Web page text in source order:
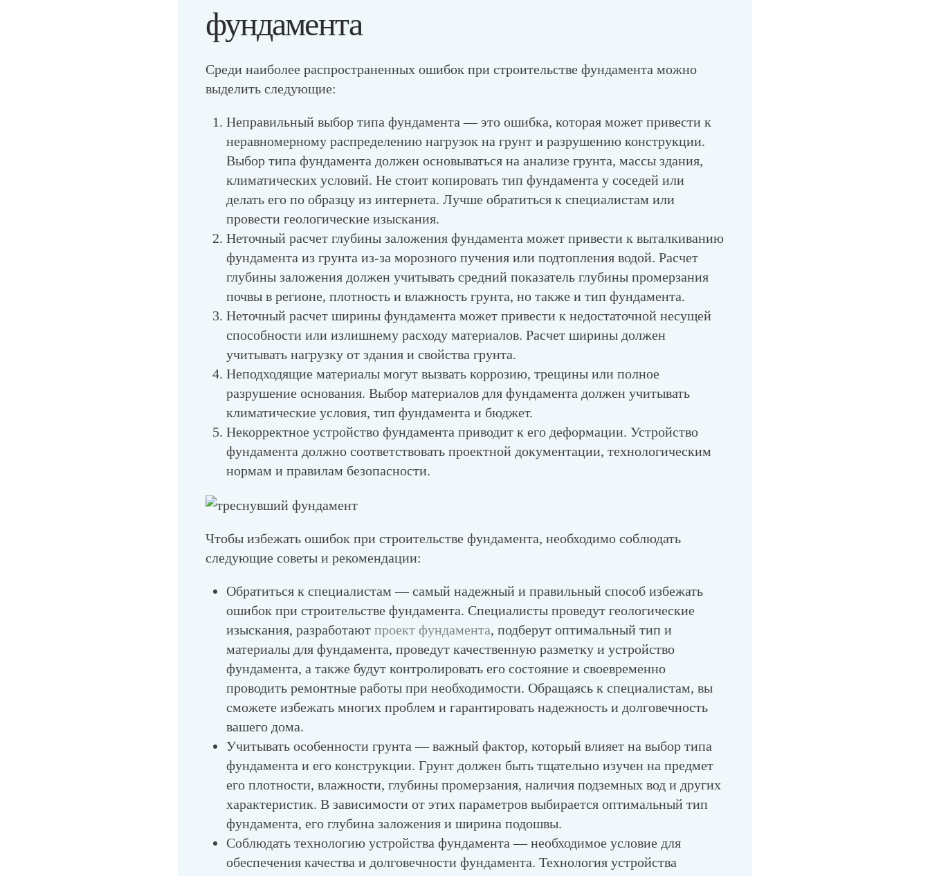
фундамента
Среди наиболее распространенных ошибок при строительстве фундамента можно
выделить следующие:
Неправильный выбор типа фундамента — это ошибка, которая может привести к
неравномерному распределению нагрузок на грунт и разрушению конструкции.
Выбор типа фундамента должен основываться на анализе грунта, массы здания,
климатических условий. Не стоит копировать тип фундамента у соседей или
делать его по образцу из интернета. Лучше обратиться к специалистам или
провести геологические изыскания.
Неточный расчет глубины заложения фундамента может привести к выталкиванию
фундамента из грунта из-за морозного пучения или подтопления водой. Расчет
глубины заложения должен учитывать средний показатель глубины промерзания
почвы в регионе, плотность и влажность грунта, но также и тип фундамента.
Неточный расчет ширины фундамента может привести к недостаточной несущей
способности или излишнему расходу материалов. Расчет ширины должен
учитывать нагрузку от здания и свойства грунта.
Неподходящие материалы могут вызвать коррозию, трещины или полное
разрушение основания. Выбор материалов для фундамента должен учитывать
климатические условия, тип фундамента и бюджет.
Некорректное устройство фундамента приводит к его деформации. Устройство
фундамента должно соответствовать проектной документации, технологическим
нормам и правилам безопасности.
Чтобы избежать ошибок при строительстве фундамента, необходимо соблюдать
следующие советы и рекомендации:
Обратиться к специалистам — самый надежный и правильный способ избежать
ошибок при строительстве фундамента. Специалисты проведут геологические
изыскания, разработают проект фундамента, подберут оптимальный тип и
материалы для фундамента, проведут качественную разметку и устройство
фундамента, а также будут контролировать его состояние и своевременно
проводить ремонтные работы при необходимости. Обращаясь к специалистам, вы
сможете избежать многих проблем и гарантировать надежность и долговечность
вашего дома.
Учитывать особенности грунта— важный фактор, который влияет на выбор типа
фундамента и его конструкции. Грунт должен быть тщательно изучен на предмет
его плотности, влажности, глубины промерзания, наличия подземных вод и других
характеристик. В зависимости от этих параметров выбирается оптимальный тип
фундамента, его глубина заложения и ширина подошвы.
Соблюдать технологию устройства фундамента— необходимое условие для
обеспечения качества и долговечности фундамента. Технология устройства